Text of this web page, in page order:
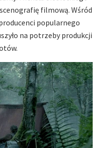
filmową. Wśród
popularnego
na potrzeby produkcji